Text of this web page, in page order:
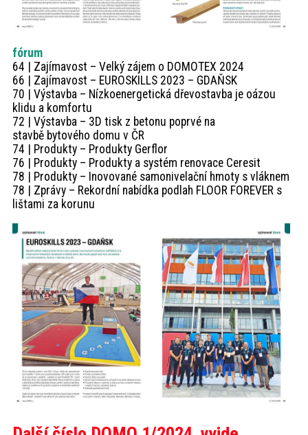
fórum
64 | Zajímavost – Velký zájem o DOMOTEX 2024
66 | Zajímavost – EUROSKILLS 2023 – GDAŇSK
70 | Výstavba – Nízkoenergetická dřevostavba je oázou
klidu a komfortu
72 | Výstavba – 3D tisk z betonu poprvé na
stavbě bytového domu v ČR
74 | Produkty – Produkty Gerflor
76 | Produkty – Produkty a systém renovace Ceresit
78 | Produkty – Inovované samonivelační hmoty s vláknem
78 | Zprávy – Rekordní nabídka podlah FLOOR FOREVER s
lištami za korunu